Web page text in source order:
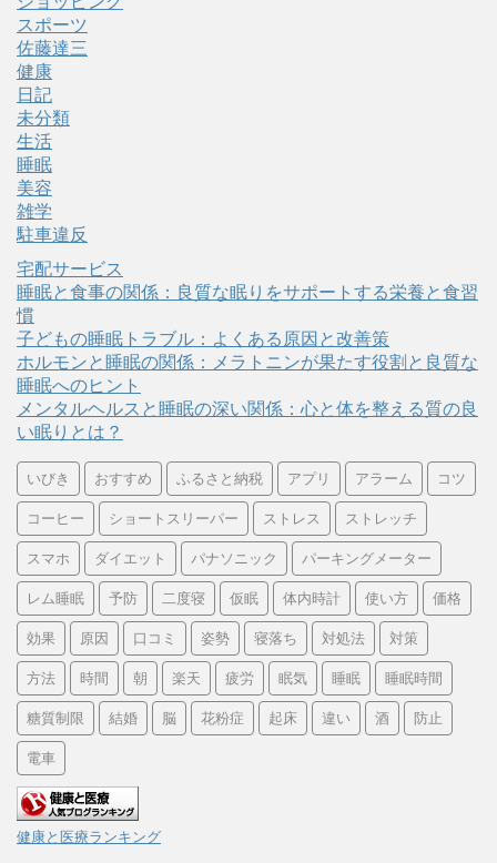
スポーツ
佐藤達三
健康
日記
未分類
生活
睡眠
美容
雑学
駐車違反
宅配サービス
睡眠と食事の関係：良質な眠りをサポートする栄養と食習
慣
子どもの睡眠トラブル：よくある原因と改善策
ホルモンと睡眠の関係：メラトニンが果たす役割と良質な
睡眠へのヒント
メンタルヘルスと睡眠の深い関係：心と体を整える質の良
い眠りとは？
いびき おすすめ ふるさと納税 アプリ アラーム コツ
コーヒー ショートスリーパー ストレス ストレッチ
スマホ ダイエット パナソニック パーキングメーター
レム睡眠 予防 二度寝 仮眠 体内時計 使い方 価格
効果 原因 口コミ 姿勢 寝落ち 対処法 対策
方法 時間 朝 楽天 疲労 眠気 睡眠 睡眠時間
糖質制限 結婚 脳 花粉症 起床 違い 酒 防止
電車
健康と医療ランキング